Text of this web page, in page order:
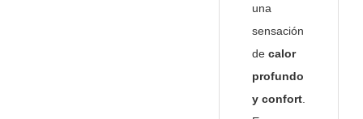
una
sensación
de calor
profundo
y confort